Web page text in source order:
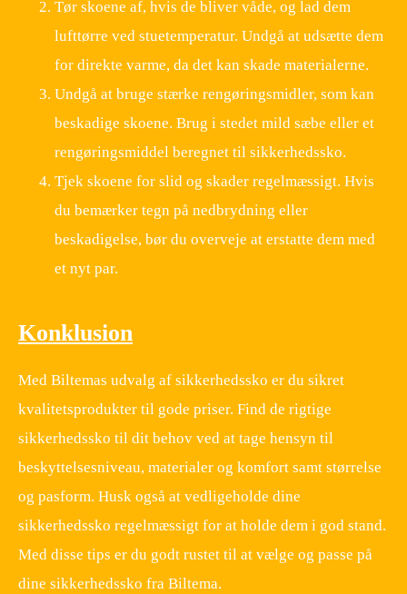
Tør skoene af, hvis de bliver våde, og lad dem
lufttørre ved stuetemperatur. Undgå at udsætte dem
for direkte varme, da det kan skade materialerne.
Undgå at bruge stærke rengøringsmidler, som kan
beskadige skoene. Brug i stedet mild sæbe eller et
rengøringsmiddel beregnet til sikkerhedssko.
Tjek skoene for slid og skader regelmæssigt. Hvis
du bemærker tegn på nedbrydning eller
beskadigelse, bør du overveje at erstatte dem med
et nyt par.
Konklusion
Med Biltemas udvalg af sikkerhedssko er du sikret
kvalitetsprodukter til gode priser. Find de rigtige
sikkerhedssko til dit behov ved at tage hensyn til
beskyttelsesniveau, materialer og komfort samt størrelse
og pasform. Husk også at vedligeholde dine
sikkerhedssko regelmæssigt for at holde dem i god stand.
Med disse tips er du godt rustet til at vælge og passe på
dine sikkerhedssko fra Biltema.